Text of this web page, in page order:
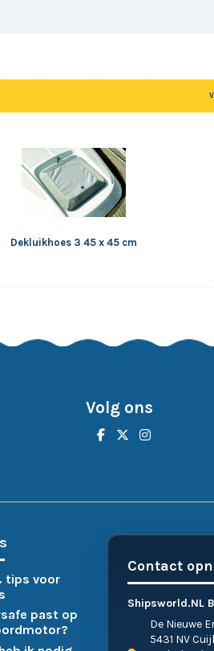
Dekluikhoes 3 45 x 45 cm
Volg ons
tips voor
past op
Contact
Shipsworld.NL
De Nieuwe
5431 NV